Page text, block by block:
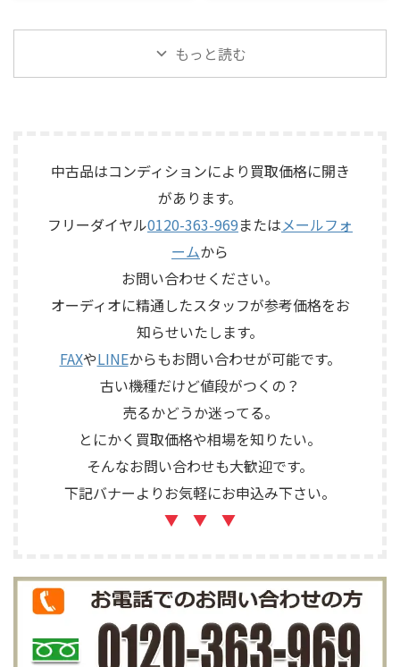
500は、テープを使用したアナ
ログエコーならではの揺らぎ
や質感を楽しめる機材です。査
ォノカードやバランス入力カ
ードの有無、電源部の状態、
接続ケーブル、外観コンディシ
ルレンジスピーカー
「TD510MK2」を出張買取させ
態、ユニットの状態、エッグ
シェル型エンクロージャー、角
度調整機構、スピーカー端
子、外観コンディション、保護
ネットやキャップなど付属品
の有無を確認しながら査定い
たしました。 買取商品：
ECLIPSE / イクリプス 型番：
TD510MK2 カテゴリ ...
テージボックス「SB168-ES」
を出張買取させていただきま
IN/OUT、NETWORK端子、ヘッ
ドアンプリモート、ファンタム
電源、外観コンディション、電
源コードや取扱説明書など付
属品の有無を確認しながら査
定いたしました。 買取商品：
YAMAHA SB168-ES メーカー：
SB168-ES カ ...
もっと読む
中古品はコンディションにより買取価格に開き
があります。
フリーダイヤル0120-363-969またはメールフォ
ームから
お問い合わせください。
オーディオに精通したスタッフが参考価格をお
知らせいたします。
FAXやLINEからもお問い合わせが可能です。
古い機種だけど値段がつくの？
売るかどうか迷ってる。
とにかく買取価格や相場を知りたい。
そんなお問い合わせも大歓迎です。
下記バナーよりお気軽にお申込み下さい。
▼ ▼ ▼